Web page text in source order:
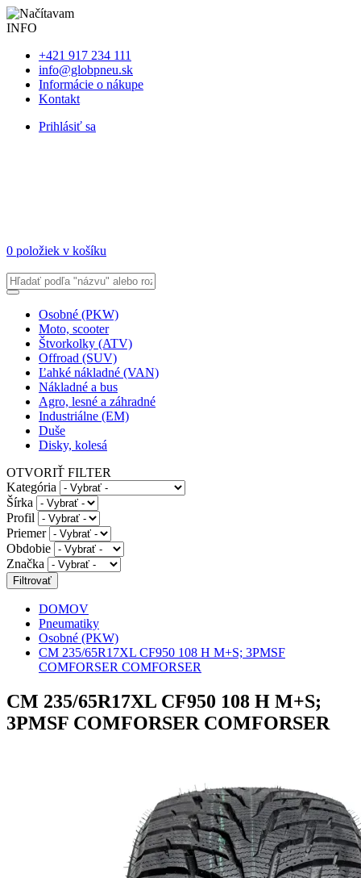
INFO
+421 917 234 111
info@globpneu.sk
Informácie o nákupe
Kontakt
Prihlásiť sa
0 položiek v košíku
Osobné (PKW)
Moto, scooter
Štvorkolky (ATV)
Offroad (SUV)
Ľahké nákladné (VAN)
Nákladné a bus
Agro, lesné a záhradné
Industriálne (EM)
Duše
Disky, kolesá
OTVORIŤ FILTER
Kategória
Šírka
Profil
Priemer
Obdobie
Značka
DOMOV
Pneumatiky
Osobné (PKW)
CM 235/65R17XL CF950 108 H M+S; 3PMSF
COMFORSER COMFORSER
CM 235/65R17XL CF950 108 H M+S;
3PMSF COMFORSER COMFORSER